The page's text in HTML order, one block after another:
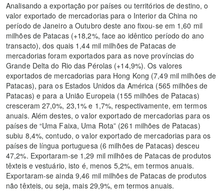
Analisando a exportação por países ou territórios de destino, o
valor exportado de mercadorias para o Interior da China no
período de Janeiro a Outubro deste ano fixou-se em 1,60 mil
milhões de Patacas (+18,2%, face ao idêntico período do ano
transacto), dos quais 1,44 mil milhões de Patacas de
mercadorias foram exportados para as nove províncias do
Grande Delta do Rio das Pérolas (+14,9%). Os valores
exportados de mercadorias para Hong Kong (7,49 mil milhões de
Patacas), para os Estados Unidos da América (565 milhões de
Patacas) e para a União Europeia (155 milhões de Patacas)
cresceram 27,0%, 23,1% e 1,7%, respectivamente, em termos
anuais. Além destes, o valor exportado de mercadorias para os
países de “Uma Faixa, Uma Rota” (261 milhões de Patacas)
subiu 8,4%, contudo, o valor exportado de mercadorias para os
países de língua portuguesa (6 milhões de Patacas) desceu
47,2%. Exportaram-se 1,29 mil milhões de Patacas de produtos
têxteis e vestuário, isto é, menos 5,2%, em termos anuais.
Exportaram-se ainda 9,46 mil milhões de Patacas de produtos
não têxteis, ou seja, mais 29,9%, em termos anuais.